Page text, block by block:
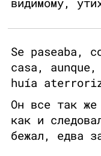
Se paseaba,
casa,
huía
Он все так
как и
бежал, едва